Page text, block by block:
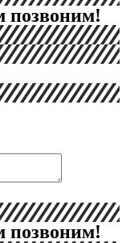
позвоним!
позвоним!